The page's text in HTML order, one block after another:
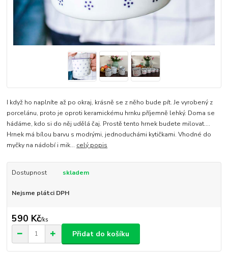
I když ho naplníte až po okraj, krásně se z něho bude pít. Je vyrobený z
porcelánu, proto je oproti keramickému hrnku příjemně lehký. Doma se
hádáme, kdo si do něj udělá čaj. Prostě tento hrnek budete milovat....
Hrnek má bílou barvu s modrými, jednoduchámi kytičkami. Vhodné do
myčky na nádobí i mik... celý popis
Dostupnost skladem
Nejsme plátci DPH
590 Kč/ks
Přidat do košíku